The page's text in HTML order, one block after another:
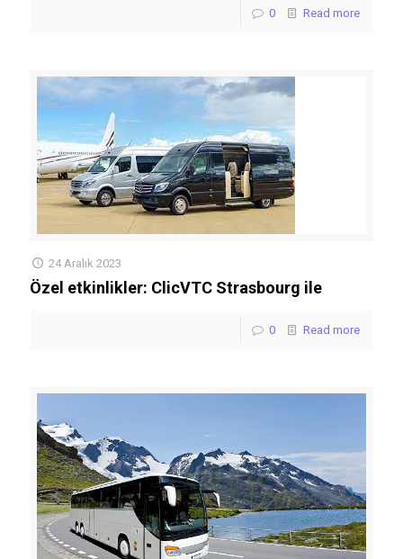
0 Read more
24 Aralık 2023
Özel etkinlikler: ClicVTC Strasbourg ile
0 Read more